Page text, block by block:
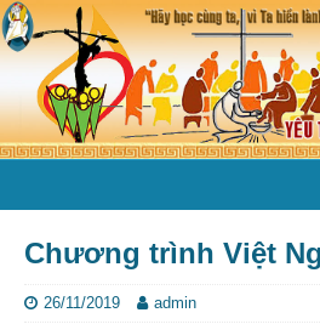
Chương trình Việt
26/11/2019 admin